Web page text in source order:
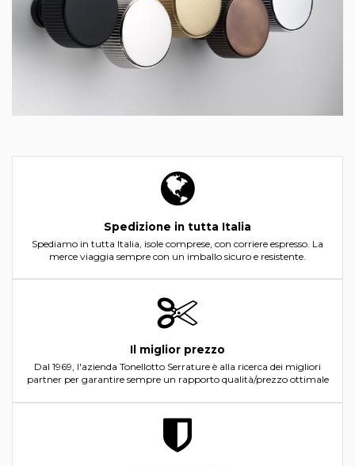
Spedizione in tutta Italia
Spediamo in tutta Italia, isole comprese, con corriere espresso. La
merce viaggia sempre con un imballo sicuro e resistente.
Il miglior prezzo
Dal 1969, l'azienda Tonellotto Serrature è alla ricerca dei migliori
partner per garantire sempre un rapporto qualità/prezzo ottimale